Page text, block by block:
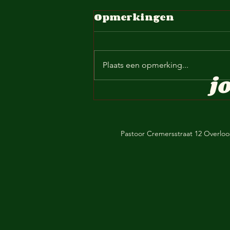
Reserviert Ray-
Sendung vo 30 juli
Opmerkingen
Plaats een opmerking...
Pastoor Cremersstraat 12